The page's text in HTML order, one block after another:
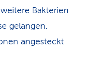
Bakterien
gelangen.
angesteckt